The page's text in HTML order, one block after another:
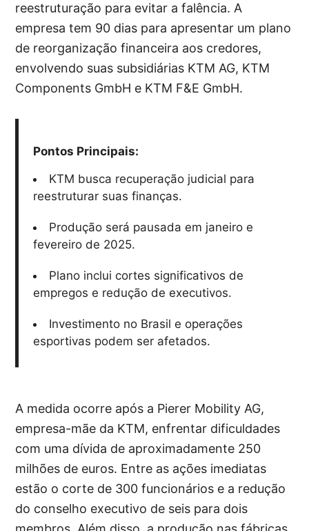
reestruturação para evitar a falência. A
empresa tem 90 dias para apresentar um plano
de reorganização financeira aos credores,
envolvendo suas subsidiárias KTM AG, KTM
Components GmbH e KTM F&E GmbH.
Pontos Principais:
KTM busca recuperação judicial para
reestruturar suas finanças.
Produção será pausada em janeiro e
fevereiro de 2025.
Plano inclui cortes significativos de
empregos e redução de executivos.
Investimento no Brasil e operações
esportivas podem ser afetados.
A medida ocorre após a Pierer Mobility AG,
empresa-mãe da KTM, enfrentar dificuldades
com uma dívida de aproximadamente 250
milhões de euros. Entre as ações imediatas
estão o corte de 300 funcionários e a redução
do conselho executivo de seis para dois